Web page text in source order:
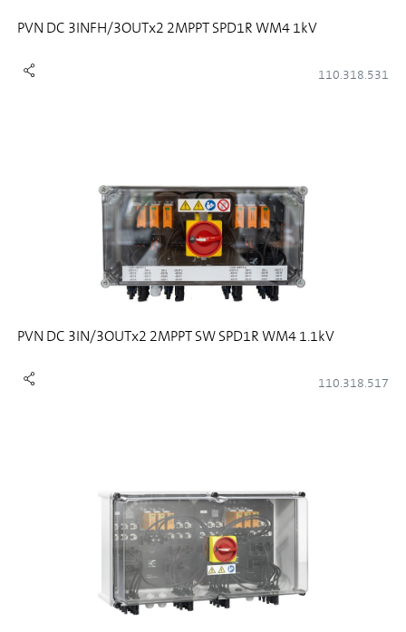
PVN DC 3INFH/3OUTx2 2MPPT SPD1R WM4 1kV
110.318.531
PVN DC 3IN/3OUTx2 2MPPT SW SPD1R WM4 1.1kV
110.318.517